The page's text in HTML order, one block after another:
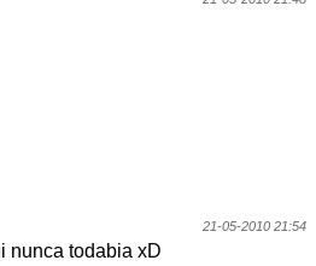
21-05-2010 21:54
nunca todabia xD